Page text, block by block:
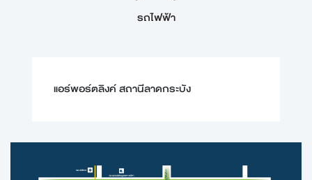
รถไฟฟ้า
แอร์พอร์ตลิงค์ สถานีลาดกระบัง